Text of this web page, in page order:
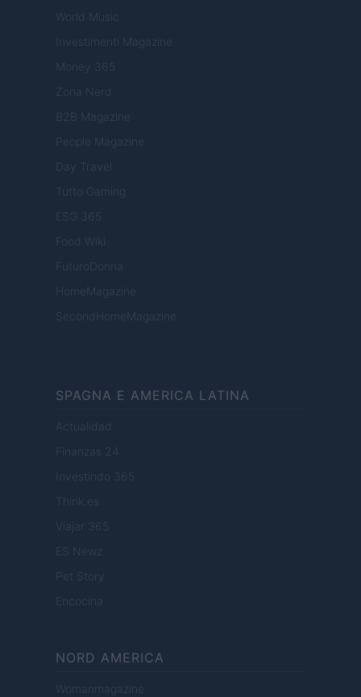
World Music
Investimenti Magazine
Money 365
Zona Nerd
B2B Magazine
People Magazine
Day Travel
Tutto Gaming
ESG 365
Food Wiki
FuturoDonna
HomeMagazine
SecondHomeMagazine
SPAGNA E AMERICA LATINA
Actualidad
Finanzas 24
Investindo 365
Think.es
Viajar 365
ES Newz
Pet Story
Encocina
NORD AMERICA
Womanmagazine